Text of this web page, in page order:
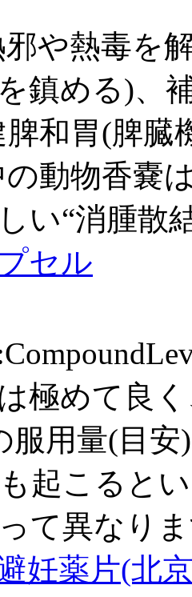
や熱毒を
鎮める)、
和胃(脾臓
動物香嚢
い“消腫散
セル
極めて良
服用量(目
起こると
て異なり
妊薬片(北